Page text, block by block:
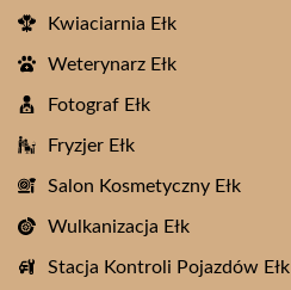
Kwiaciarnia Ełk
Weterynarz Ełk
Fotograf Ełk
Fryzjer Ełk
Salon Kosmetyczny Ełk
Wulkanizacja Ełk
Stacja Kontroli Pojazdów Ełk